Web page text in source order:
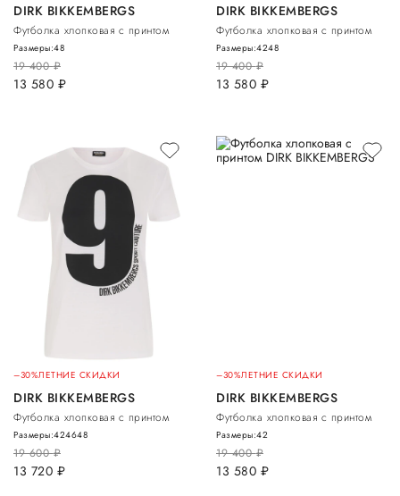
DIRK BIKKEMBERGS
Футболка хлопковая с принтом
19 400руб.
13 580 руб.
Размеры:48
DIRK BIKKEMBERGS
Футболка хлопковая с принтом
19 400руб.
13 580 руб.
Размеры:4248
–30%ЛЕТНИЕ СКИДКИ
DIRK BIKKEMBERGS
Футболка хлопковая с принтом
19 600руб.
13 720 руб.
Размеры:424648
–30%ЛЕТНИЕ СКИДКИ
DIRK BIKKEMBERGS
Футболка хлопковая с принтом
19 400руб.
13 580 руб.
Размеры:42